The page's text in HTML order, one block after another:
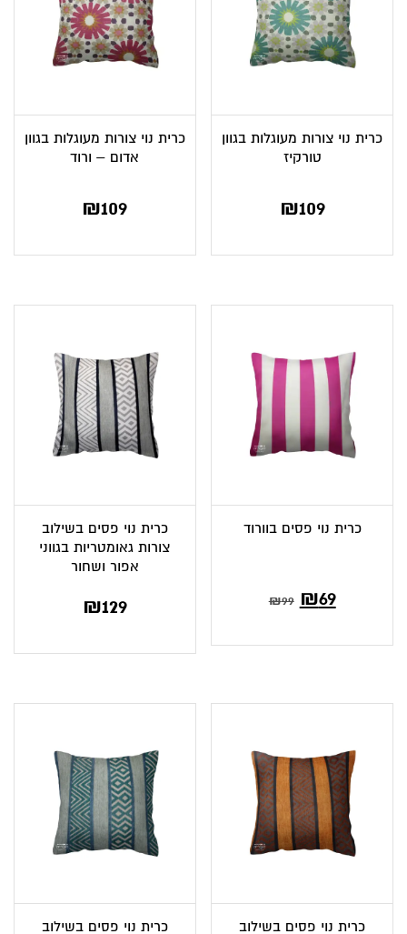
כרית נוי צורות מעוגלות בגוון
טורקיז
₪109
כרית נוי צורות מעוגלות בגוון
אדום – ורוד
₪109
כרית נוי פסים בוורוד
₪99 ₪69
כרית נוי פסים בשילוב
צורות גאומטריות בגווני
אפור ושחור
₪129
כרית נוי פסים בשילוב
כרית נוי פסים בשילוב